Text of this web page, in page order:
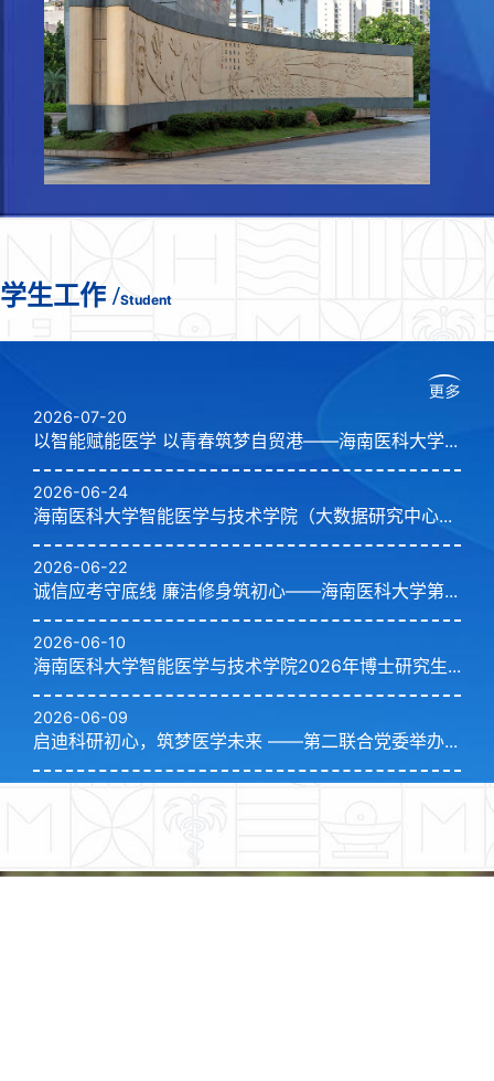
学生工作 /Student
2026-07-20
以智能赋能医学 以青春筑梦自贸港——海南医科大学...
2026-06-24
海南医科大学智能医学与技术学院（大数据研究中心...
2026-06-22
诚信应考守底线 廉洁修身筑初心——海南医科大学第...
2026-06-10
海南医科大学智能医学与技术学院2026年博士研究生...
2026-06-09
启迪科研初心，筑梦医学未来 ——第二联合党委举办...